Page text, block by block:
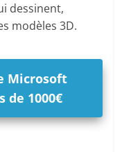
dessinent,
modèles 3D.
Microsoft
de 1000€